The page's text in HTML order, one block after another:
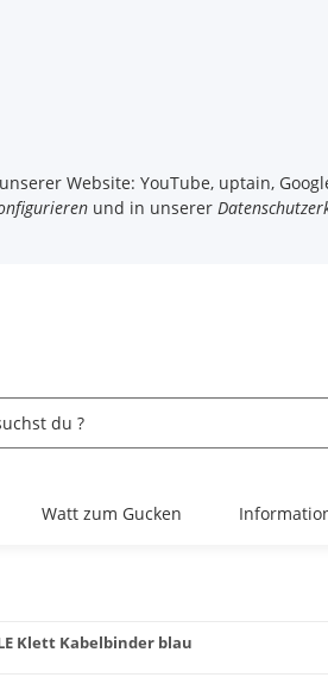
Website: YouTube, uptain,
und in unserer
Watt zum Gucken
Klett Kabelbinder blau